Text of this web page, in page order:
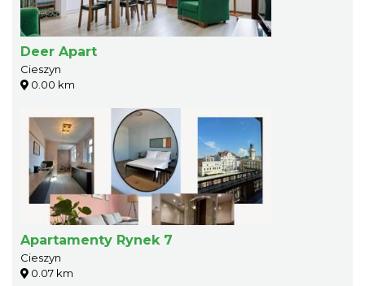
Deer Apart
Cieszyn
0.00 km
Apartamenty Rynek 7
Cieszyn
0.07 km